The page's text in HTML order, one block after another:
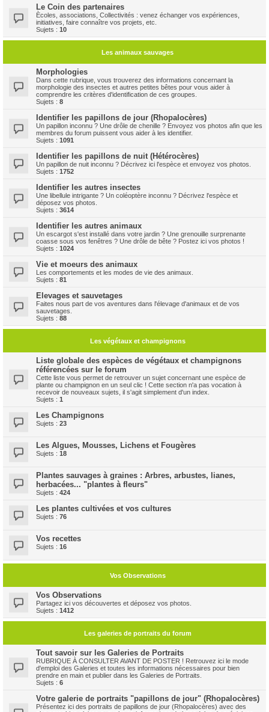
Le Coin des partenaires
Ècoles, associations, Collectivités : venez échanger vos expériences,
initiatives, faire connaître vos projets, etc.
Sujets : 10
Les animaux sauvages
Morphologies
Dans cette rubrique, vous trouverez des informations concernant la
morphologie des insectes et autres petites bêtes pour vous aider à
comprendre les critères d'identification de ces groupes.
Sujets : 8
Identifier les papillons de jour (Rhopalocères)
Un papillon inconnu ? Une drôle de chenille ? Envoyez vos photos afin que les
membres du forum puissent vous aider à les identifier.
Sujets : 1091
Identifier les papillons de nuit (Hétérocères)
Un papillon de nuit inconnu ? Décrivez ici l'espèce et envoyez vos photos.
Sujets : 1752
Identifier les autres insectes
Une libellule intrigante ? Un coléoptère inconnu ? Décrivez l'espèce et
déposez vos photos.
Sujets : 3614
Identifier les autres animaux
Un escargot s'est installé dans votre jardin ? Une grenouille surprenante
coasse sous vos fenêtres ? Une drôle de bête ? Postez ici vos photos !
Sujets : 1024
Vie et moeurs des animaux
Les comportements et les modes de vie des animaux.
Sujets : 81
Elevages et sauvetages
Faites nous part de vos aventures dans l'élevage d'animaux et de vos
sauvetages.
Sujets : 88
Les végétaux et champignons
Liste globale des espèces de végétaux et champignons
référencées sur le forum
Cette liste vous permet de retrouver un sujet concernant une espèce de
plante ou champignon en un seul clic ! Cette section n'a pas vocation à
recevoir de nouveaux sujets, il s'agit simplement d'un index.
Sujets : 1
Les Champignons
Sujets : 23
Les Algues, Mousses, Lichens et Fougères
Sujets : 18
Plantes sauvages à graines : Arbres, arbustes, lianes,
herbacées... "plantes à fleurs"
Sujets : 424
Les plantes cultivées et vos cultures
Sujets : 76
Vos recettes
Sujets : 16
Vos Observations
Vos Observations
Partagez ici vos découvertes et déposez vos photos.
Sujets : 1412
Les galeries de portraits du forum
Tout savoir sur les Galeries de Portraits
RUBRIQUE À CONSULTER AVANT DE POSTER ! Retrouvez ici le mode
d'emploi des Galeries et toutes les informations nécessaires pour bien
prendre en main et publier dans les Galeries de Portraits.
Sujets : 6
Votre galerie de portraits "papillons de jour" (Rhopalocères)
Présentez ici des portraits de papillons de jour (Rhopalocères) avec des